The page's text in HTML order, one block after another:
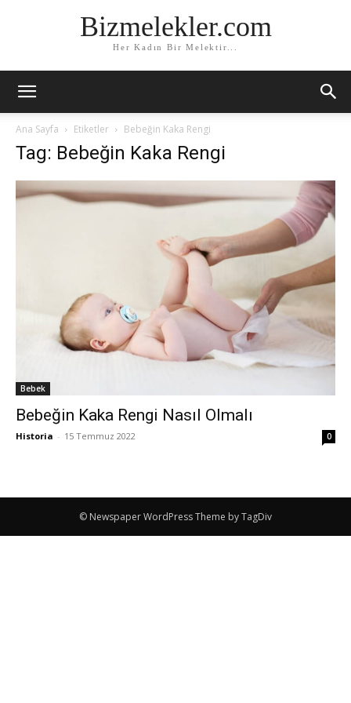
Bizmelekler.com
Her Kadın Bir Melektir...
Ana Sayfa Etiketler Bebeğin Kaka Rengi
Tag: Bebeğin Kaka Rengi
Bebek
Bebeğin Kaka Rengi Nasıl Olmalı
Historia - 15 Temmuz 2022 0
© Newspaper WordPress Theme by TagDiv